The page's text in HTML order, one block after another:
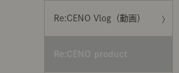
Re:CENO Vlog（動画）
Re:CENO product